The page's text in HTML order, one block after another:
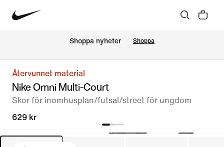
Shoppa nyheter Shoppa
Återvunnet material
Nike Omni Multi-Court
Skor för inomhusplan/futsal/street för ungdom
629 kr